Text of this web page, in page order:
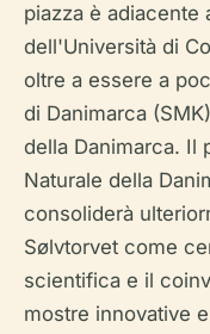
piazza è adiacente
dell'Università di
oltre a essere a
di Danimarca
della Danimarca. Il
Naturale della
consoliderà
Sølvtorvet come
scientifica e il
mostre innovative